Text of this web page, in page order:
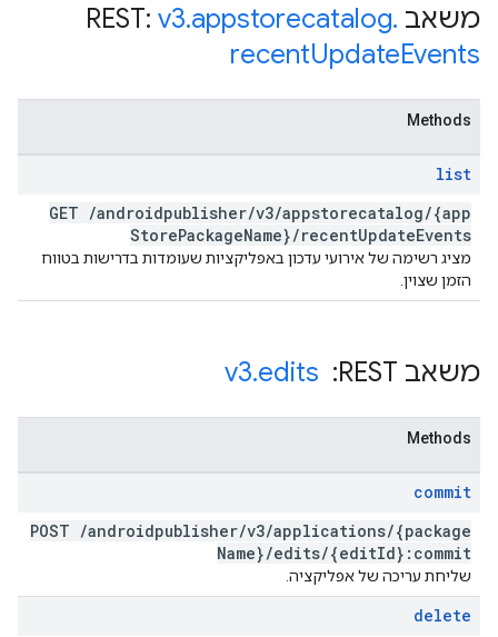
משאב REST: v3.appstorecatalog.
recentUpdateEvents
Methods
list
GET /androidpublisher/v3/appstorecatalog/{app
StorePackageName}/recentUpdateEvents
מציג רשימה של אירועי עדכון באפליקציות שעומדות בדרישות בטווח
הזמן שצוין.
משאב REST: ‏ v3.edits
Methods
commit
POST /androidpublisher/v3/applications/{package
Name}/edits/{editId}:commit
שליחת עריכה של אפליקציה.
delete